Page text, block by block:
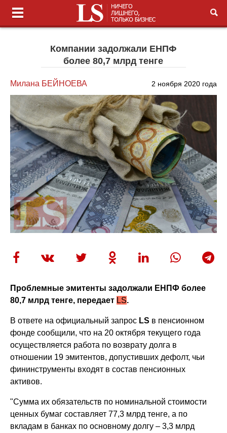
Компании задолжали ЕНПФ
более 80,7 млрд тенге
Милана БЕЙНОЕВА 2 ноября 2020 года
Проблемные эмитенты задолжали ЕНПФ более
80,7 млрд тенге, передает LS.
В ответе на официальный запрос LS в пенсионном
фонде сообщили, что на 20 октября текущего года
осуществляется работа по возврату долга в
отношении 19 эмитентов, допустивших дефолт, чьи
фининструменты входят в состав пенсионных
активов.
"Сумма их обязательств по номинальной стоимости
ценных бумаг составляет 77,3 млрд тенге, а по
вкладам в банках по основному долгу – 3,3 млрд